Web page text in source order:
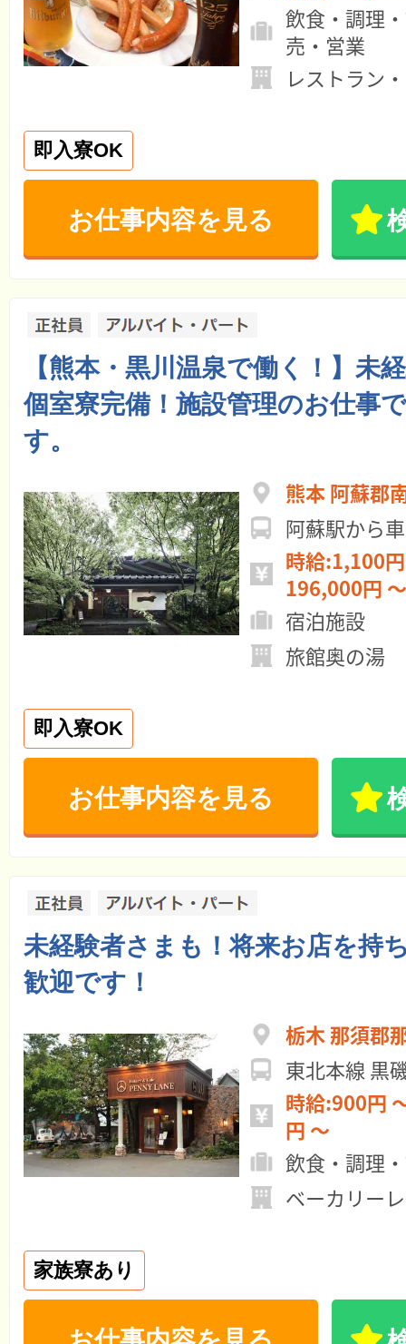
飲食・調理
売・営業
レストラン
即入寮OK
お仕事内容を見る
【熊本・黒川温泉で働く！】未
個室寮完備！施設管理のお仕事で
す。
熊本 阿蘇郡
阿蘇駅から
時給:1,100
196,000円
宿泊施設
旅館奥の湯
即入寮OK
お仕事内容を見る
未経験者さまも！将来お店を持
歓迎です！
栃木 那須郡
東北本線 黒
時給:900円 ～ 月給
円 ～
飲食・調理
ベーカリー
家族寮あり